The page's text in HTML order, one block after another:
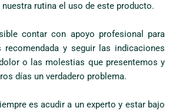
rutina el uso de este producto.
contar con apoyo profesional para
y seguir las indicaciones
o las molestias que presentemos y
días un verdadero problema.
es acudir a un experto y estar bajo